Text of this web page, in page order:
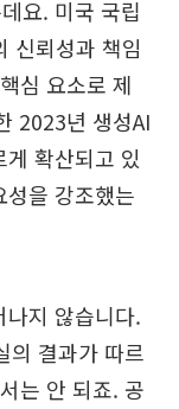
요. 미국 국립
신뢰성과 책임
심 요소로 제
2023년 생성AI
확산되고 있
을 강조했는
지 않습니다.
의 결과가 따르
는 안 되죠. 공